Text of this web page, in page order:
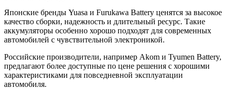
Японские бренды Yuasa и Furukawa Battery ценятся за высокое
качество сборки, надежность и длительный ресурс. Такие
аккумуляторы особенно хорошо подходят для современных
автомобилей с чувствительной электроникой.
Российские производители, например Akom и Tyumen Battery,
предлагают более доступные по цене решения с хорошими
характеристиками для повседневной эксплуатации
автомобиля.